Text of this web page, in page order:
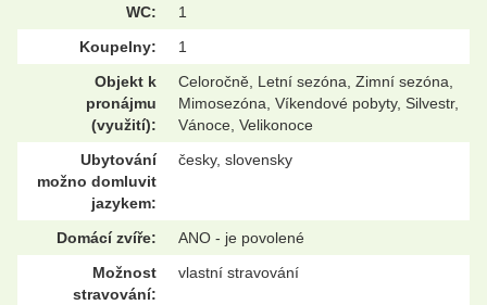
WC:
1
Koupelny:
1
Objekt k
pronájmu
(využití):
Celoročně, Letní sezóna, Zimní sezóna,
Mimosezóna, Víkendové pobyty, Silvestr,
Vánoce, Velikonoce
Ubytování
možno domluvit
jazykem:
česky, slovensky
Domácí zvíře:
ANO - je povolené
Možnost
stravování:
vlastní stravování